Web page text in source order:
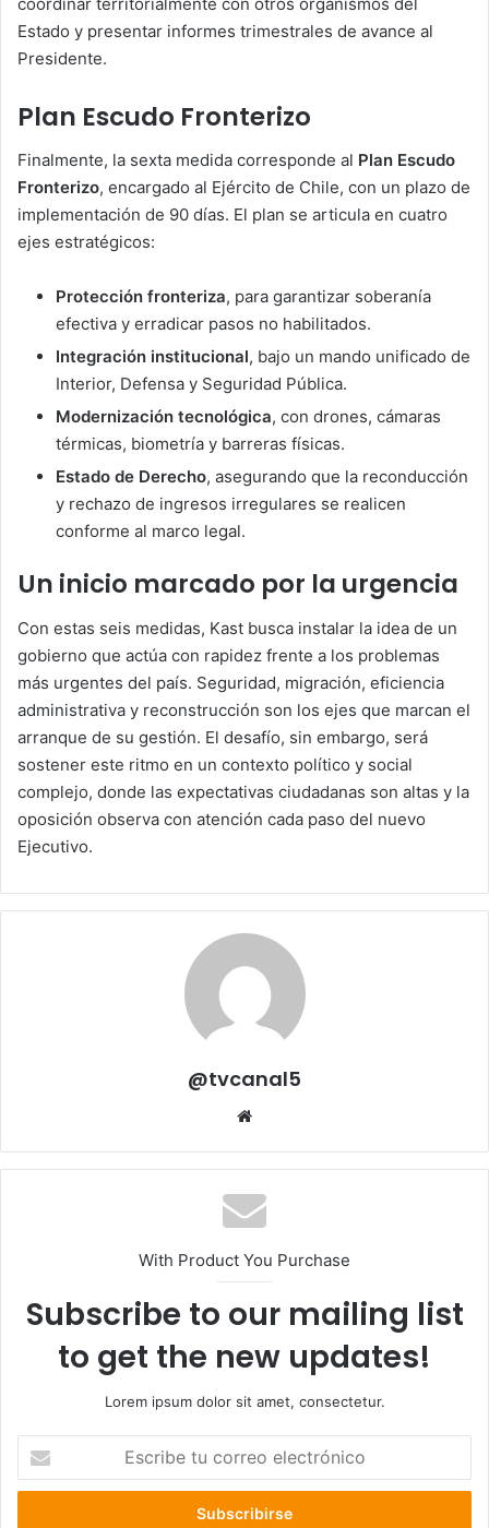
Estado y presentar informes trimestrales de avance al
Presidente.
Plan Escudo Fronterizo
Finalmente, la sexta medida corresponde al Plan Escudo
Fronterizo, encargado al Ejército de Chile, con un plazo de
implementación de 90 días. El plan se articula en cuatro
ejes estratégicos:
Protección fronteriza, para garantizar soberanía
efectiva y erradicar pasos no habilitados.
Integración institucional, bajo un mando unificado de
Interior, Defensa y Seguridad Pública.
Modernización tecnológica, con drones, cámaras
térmicas, biometría y barreras físicas.
Estado de Derecho, asegurando que la reconducción
y rechazo de ingresos irregulares se realicen
conforme al marco legal.
Un inicio marcado por la urgencia
Con estas seis medidas, Kast busca instalar la idea de un
gobierno que actúa con rapidez frente a los problemas
más urgentes del país. Seguridad, migración, eficiencia
administrativa y reconstrucción son los ejes que marcan el
arranque de su gestión. El desafío, sin embargo, será
sostener este ritmo en un contexto político y social
complejo, donde las expectativas ciudadanas son altas y la
oposición observa con atención cada paso del nuevo
Ejecutivo.
@tvcanal5
With Product You Purchase
Subscribe to our mailing list
to get the new updates!
Lorem ipsum dolor sit amet, consectetur.
correo